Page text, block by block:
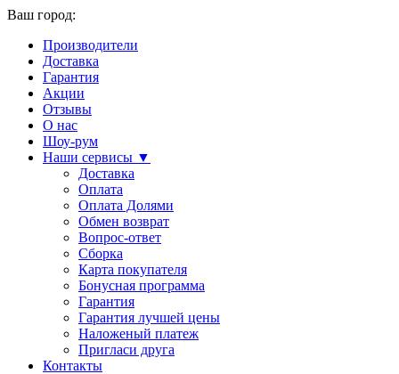
Ваш город:
Производители
Доставка
Гарантия
Акции
Отзывы
О нас
Шоу-рум
Наши сервисы ▼
Доставка
Оплата
Оплата Долями
Обмен возврат
Вопрос-ответ
Сборка
Карта покупателя
Бонусная программа
Гарантия
Гарантия лучшей цены
Наложеный платеж
Пригласи друга
Контакты